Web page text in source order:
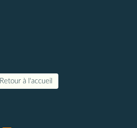
Retour à l'accueil